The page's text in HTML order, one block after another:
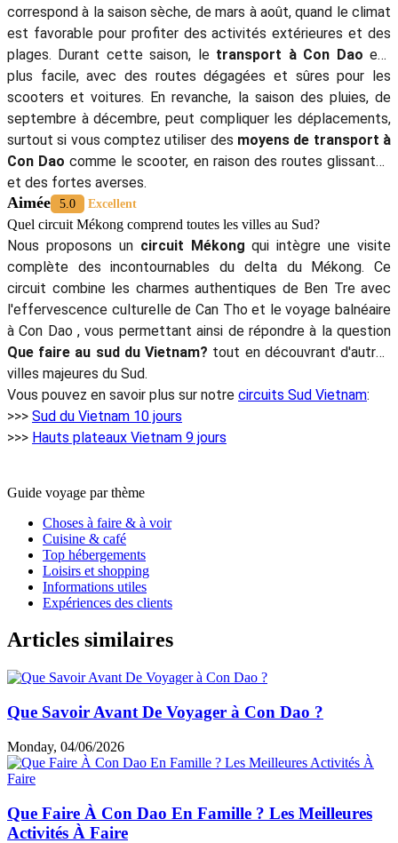
correspond à la saison sèche, de mars à août, quand le climat
est favorable pour profiter des activités extérieures et des
plages. Durant cette saison, le transport à Con Dao est
plus facile, avec des routes dégagées et sûres pour les
scooters et voitures. En revanche, la saison des pluies, de
septembre à décembre, peut compliquer les déplacements,
surtout si vous comptez utiliser des moyens de transport à
Con Dao comme le scooter, en raison des routes glissantes
et des fortes averses.
Aimée 5.0 Excellent
Quel circuit Mékong comprend toutes les villes au Sud?
Nous proposons un circuit Mékong qui intègre une visite
complète des incontournables du delta du Mékong. Ce
circuit combine les charmes authentiques de Ben Tre avec
l'effervescence culturelle de Can Tho et le voyage balnéaire
à Con Dao , vous permettant ainsi de répondre à la question
Que faire au sud du Vietnam? tout en découvrant d'autres
villes majeures du Sud.
Vous pouvez en savoir plus sur notre circuits Sud Vietnam:
>>> Sud du Vietnam 10 jours
>>> Hauts plateaux Vietnam 9 jours
Guide voyage par thème
Choses à faire & à voir
Cuisine & café
Top hébergements
Loisirs et shopping
Informations utiles
Expériences des clients
Articles similaires
Que Savoir Avant De Voyager à Con Dao ?
Monday, 04/06/2026
Que Faire À Con Dao En Famille ? Les Meilleures
Activités À Faire